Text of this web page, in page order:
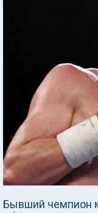
Бывший чемпион